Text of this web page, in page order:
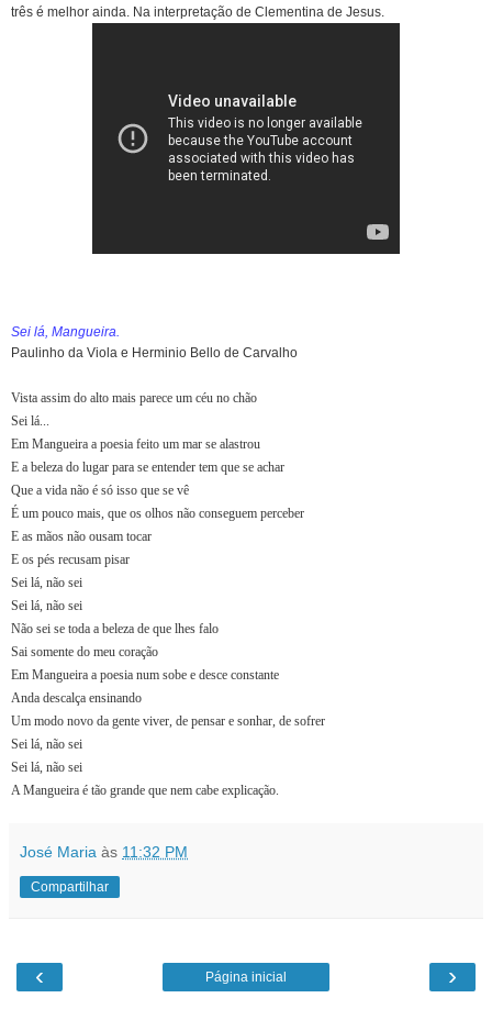
três é melhor ainda. Na interpretação de Clementina de Jesus.
Sei lá, Mangueira.
Paulinho da Viola e Herminio Bello de Carvalho
Vista assim do alto mais parece um céu no chão
Sei lá...
Em Mangueira a poesia feito um mar se alastrou
E a beleza do lugar para se entender tem que se achar
Que a vida não é só isso que se vê
É um pouco mais, que os olhos não conseguem perceber
E as mãos não ousam tocar
E os pés recusam pisar
Sei lá, não sei
Sei lá, não sei
Não sei se toda a beleza de que lhes falo
Sai somente do meu coração
Em Mangueira a poesia num sobe e desce constante
Anda descalça ensinando
Um modo novo da gente viver, de pensar e sonhar, de sofrer
Sei lá, não sei
Sei lá, não sei
A Mangueira é tão grande que nem cabe explicação.
José Maria às 11:32 PM
Compartilhar
‹ ›
Página inicial